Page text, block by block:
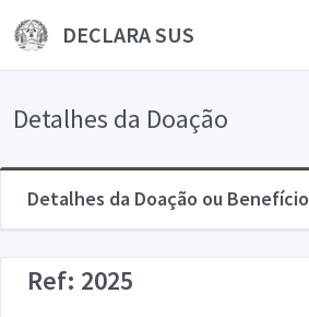
DECLARA SUS
Detalhes da Doação
Detalhes da Doação ou Benefício
Ref: 2025